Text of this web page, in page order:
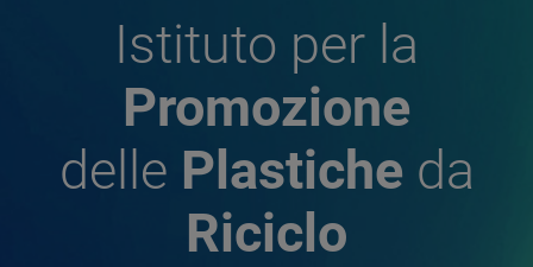
Istituto per la
Promozione
delle Plastiche da
Riciclo